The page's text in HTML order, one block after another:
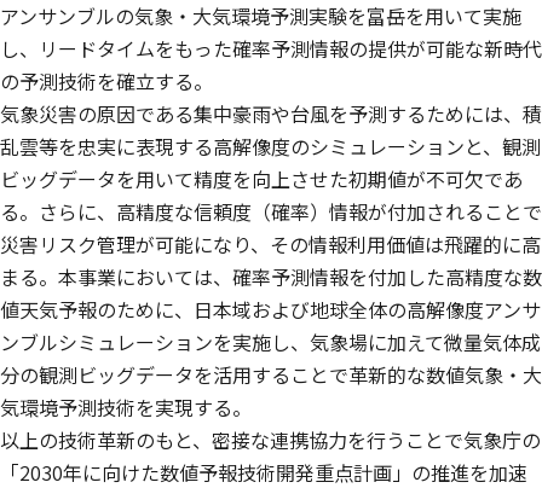
アンサンブルの気象・大気環境予測実験を富岳を用いて実施
し、リードタイムをもった確率予測情報の提供が可能な新時代
の予測技術を確立する。
気象災害の原因である集中豪雨や台風を予測するためには、積
乱雲等を忠実に表現する高解像度のシミュレーションと、観測
ビッグデータを用いて精度を向上させた初期値が不可欠であ
る。さらに、高精度な信頼度（確率）情報が付加されることで
災害リスク管理が可能になり、その情報利用価値は飛躍的に高
まる。本事業においては、確率予測情報を付加した高精度な数
値天気予報のために、日本域および地球全体の高解像度アンサ
ンブルシミュレーションを実施し、気象場に加えて微量気体成
分の観測ビッグデータを活用することで革新的な数値気象・大
気環境予測技術を実現する。
以上の技術革新のもと、密接な連携協力を行うことで気象庁の
「2030年に向けた数値予報技術開発重点計画」の推進を加速